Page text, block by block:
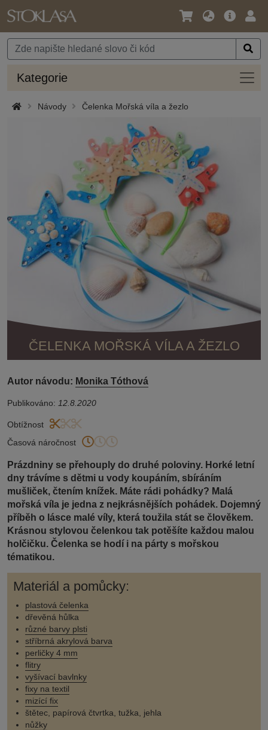
Jazyk
Měna
Hlavní
Kategorie
Návody Čelenka Mořská víla a žezlo
ČELENKA MOŘSKÁ VÍLA A ŽEZLO
Autor návodu: Monika Tóthová
Publikováno: 12.8.2020
Obtížnost
Časová náročnost
Prázdniny se přehouply do druhé poloviny. Horké letní
dny trávíme s dětmi u vody koupáním, sbíráním
mušliček, čtením knížek. Máte rádi pohádky? Malá
mořská víla je jedna z nejkrásnějších pohádek. Dojemný
příběh o lásce malé víly, která toužila stát se člověkem.
Krásnou stylovou čelenkou tak potěšíte každou malou
holčičku. Čelenka se hodí i na párty s mořskou
tématikou.
Materiál a pomůcky:
plastová čelenka
dřevěná hůlka
různé barvy plsti
stříbrná akrylová barva
perličky 4 mm
flitry
vyšívací bavlnky
fixy na textil
mizící fix
štětec, papírová čtvrtka, tužka, jehla
nůžky